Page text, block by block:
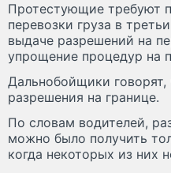
Протестующие требуют
перевозки груза в
выдаче разрешений на
упрощение процедур на
Дальнобойщики
разрешения на границе.
По словам водителей,
можно было получить
когда некоторых из них